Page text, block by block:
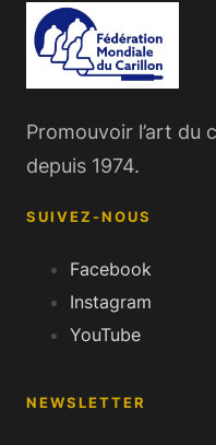
Promouvoir l’art du
depuis 1974.
SUIVEZ-NOUS
Facebook
Instagram
YouTube
NEWSLETTER